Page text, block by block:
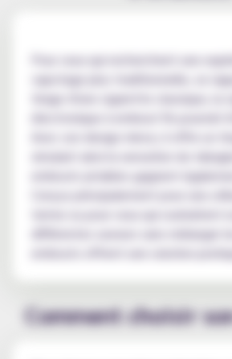
Pour ceux qui recherchent une
vapotage plus traditionnelle, se
tirage d'une cigarette classique, la
électronique à embout fin pourrait
Avec son design mince, il offre un
simulant ainsi la sensation du
embouts jetables gagnent
terme ou pour ceux qui souhaitent
différentes saveurs sans mélanger
embouts offrent une solution
Comment choisir